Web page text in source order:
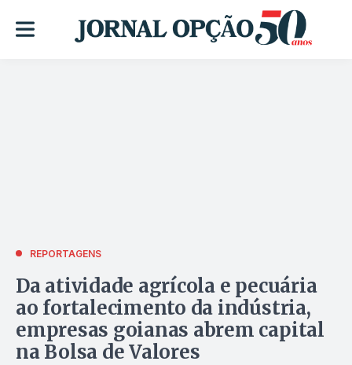
REPORTAGENS
Da atividade agrícola e pecuária
ao fortalecimento da indústria,
empresas goianas abrem capital
na Bolsa de Valores